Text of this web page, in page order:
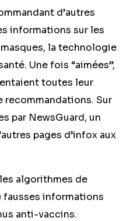
d’autres
informations sur les
la technologie
Une fois “aimées”,
toutes leur
recommandations. Sur
par NewsGuard, un
pages d’infox aux
algorithmes de
fausses informations
anti-vaccins.